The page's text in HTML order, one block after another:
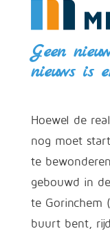
Geen
nieuws is
Hoewel de
nog moet
te
gebouwd in
te Gorinchem
buurt bent,